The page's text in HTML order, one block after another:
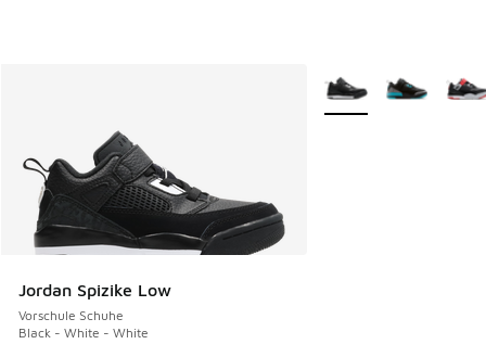
Jordan Spizike Low
Vorschule Schuhe
Black - White - White
Weitere Farben